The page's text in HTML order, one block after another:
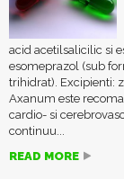
acid acetilsalicilic si
esomeprazol (sub
trihidrat). Excipienti:
Axanum este
cardio- si
continuu...
READ MORE